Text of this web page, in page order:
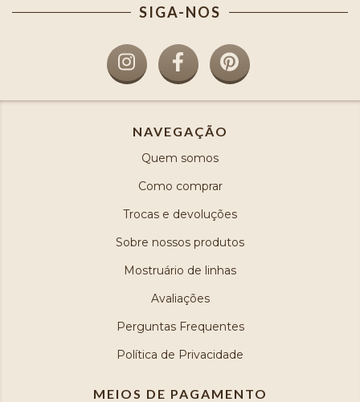
SIGA-NOS
NAVEGAÇÃO
Quem somos
Como comprar
Trocas e devoluções
Sobre nossos produtos
Mostruário de linhas
Avaliações
Perguntas Frequentes
Política de Privacidade
MEIOS DE PAGAMENTO